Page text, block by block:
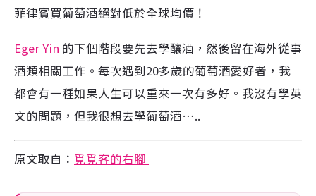
菲律賓買葡萄酒絕對低於全球均價！
Eger Yin 的下個階段要先去學釀酒，然後留在海外從事
酒類相關工作。每次遇到20多歲的葡萄酒愛好者，我
都會有一種如果人生可以重來一次有多好。我沒有學英
文的問題，但我很想去學葡萄酒…..
原文取自： 覓覓客的右腳